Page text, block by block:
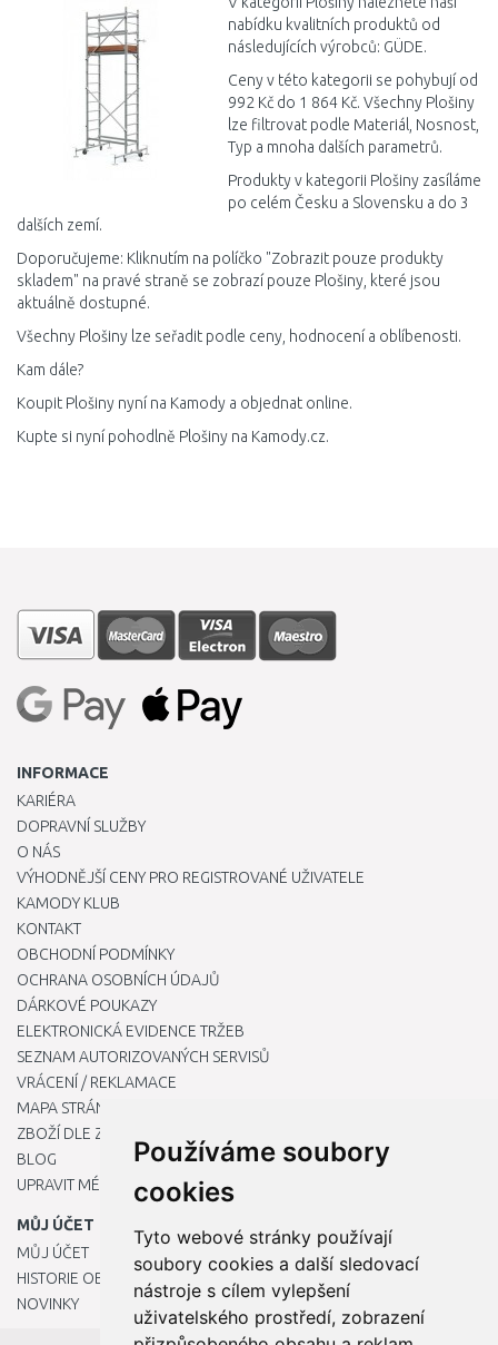
Používáme soubory
cookies
Tyto webové stránky používají
soubory cookies a další sledovací
nástroje s cílem vylepšení
uživatelského prostředí, zobrazení
nabídku kvalitních produktů od
následujících výrobců: GÜDE.
Ceny v této kategorii se pohybují od
992 Kč do 1 864 Kč. Všechny Plošiny
lze filtrovat podle Materiál, Nosnost,
Typ a mnoha dalších parametrů.
Produkty v kategorii Plošiny zasíláme
po celém Česku a Slovensku a do 3
dalších zemí.
Doporučujeme: Kliknutím na políčko "Zobrazit pouze produkty
skladem" na pravé straně se zobrazí pouze Plošiny, které jsou
aktuálně dostupné.
Všechny Plošiny lze seřadit podle ceny, hodnocení a oblíbenosti.
Kam dále?
Koupit Plošiny nyní na Kamody a objednat online.
Kupte si nyní pohodlně Plošiny na Kamody.cz.
INFORMACE
KARIÉRA
DOPRAVNÍ SLUŽBY
O NÁS
VÝHODNĚJŠÍ CENY PRO REGISTROVANÉ UŽIVATELE
KAMODY KLUB
KONTAKT
OBCHODNÍ PODMÍNKY
OCHRANA OSOBNÍCH ÚDAJŮ
DÁRKOVÉ POUKAZY
ELEKTRONICKÁ EVIDENCE TRŽEB
SEZNAM AUTORIZOVANÝCH SERVISŮ
VRÁCENÍ / REKLAMACE
MAPA STRÁNKY
ZBOŽÍ DLE ZNAČEK
BLOG
UPRAVIT MÉ PŘEDVOLBY COOKIES
MŮJ ÚČET
MŮJ ÚČET
HISTORIE OBJEDNÁVEK
NOVINKY